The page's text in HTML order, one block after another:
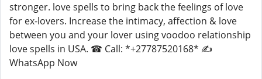
stronger. love spells to bring back the feelings of love
for ex-lovers. Increase the intimacy, affection & love
between you and your lover using voodoo relationship
love spells in USA. ☎ Call: *+27787520168* ✍
WhatsApp Now